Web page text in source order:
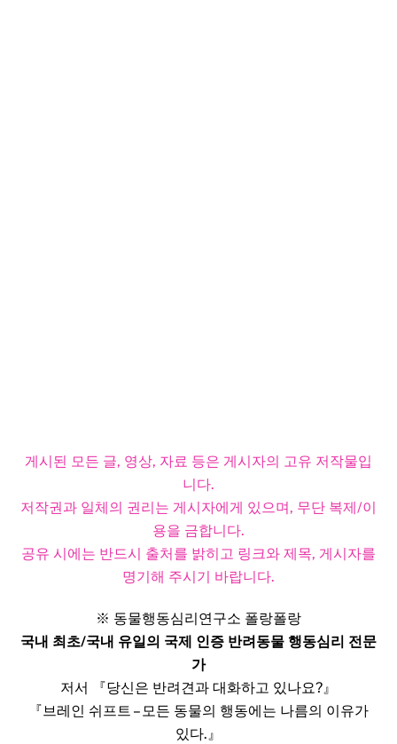
게시된 모든 글, 영상, 자료 등은 게시자의 고유 저작물입
니다.
저작권과 일체의 권리는 게시자에게 있으며, 무단 복제/이
용을 금합니다.
공유 시에는 반드시 출처를 밝히고 링크와 제목, 게시자를
명기해 주시기 바랍니다.​
※ 동물행동심리연구소 폴랑폴랑
국내 최초/국내 유일의 국제 인증 반려동물 행동심리 전문
가
저서 『당신은 반려견과 대화하고 있나요?』
『브레인 쉬프트 – 모든 동물의 행동에는 나름의 이유가
있다.』